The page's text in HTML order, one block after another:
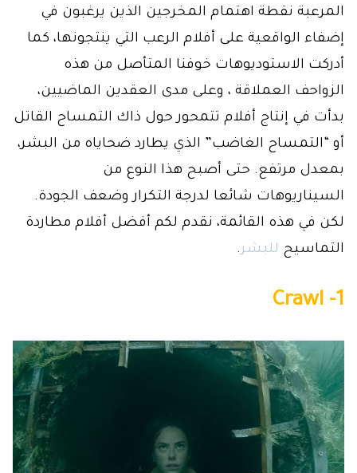
المرعبة نقطة اهتمام المخرجين الذين يرغبون في
إضفاء الواقعية على أفلام الرعب التي ينتجونها، كما
أدركت الاستوديوهات خوفنا المتأصل من هذه
الزواحف العملاقة ، وعلى مدى العقدين الماضيين،
بدأت في إنتاج أفلام تتمحور حول ذاك التمساح القاتل
أو “التمساح الغاضب” الذي يطارد ضحاياه من البشر،
بمعدل مرتفع. حتى أصبح هذا النوع من
السيناريوهات شائعا لدرجة التكرار وضعف الجودة.
لكن في هذه القائمة، نقدم لكم أفضل أفلام مطاردة
التماسيح للبشر.
1- Crawl